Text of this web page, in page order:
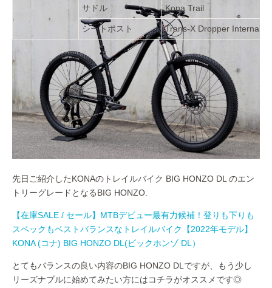
サドル Kona Trail
シートポスト Trans-X Dropper Internal
先日ご紹介したKONAのトレイルバイク BIG HONZO DL のエン
トリーグレードとなるBIG HONZO.
【在庫SALE / セール】MTBデビュー最有力候補！登りも下りも
スペックもベストバランスなトレイルバイク【2022年モデル】
KONA (コナ) BIG HONZO DL(ビックホンゾ DL）
とてもバランスの良い内容のBIG HONZO DLですが、もう少し
リーズナブルに始めてみたい方にはコチラがオススメです◎